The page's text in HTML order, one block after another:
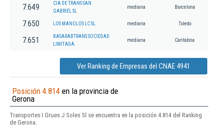
7.649
CIA DE TRANS SAN
GABRIEL SL
mediana Barcelona
7.650 LOS MANOLOS LC SL. mediana Toledo
7.651
BASARABTRANS SOCIEDAD
LIMITADA.
mediana Cantabria
Ver Ranking de Empresas del CNAE 4941
Posición 4.814 en la provincia de
Gerona
Transportes I Grues J Soles Sl se encuentra en la posición 4.814 del Ranking
de Gerona.